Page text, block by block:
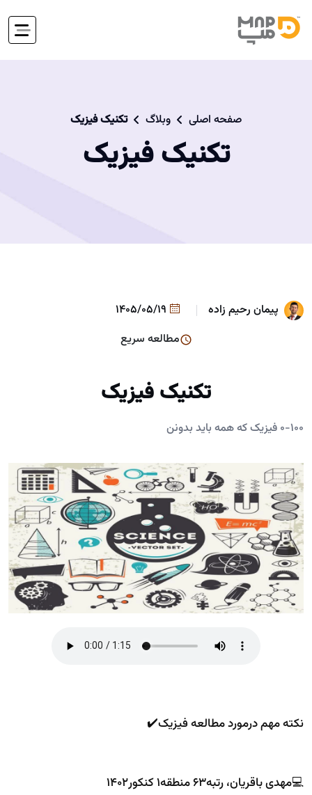
صفحه اصلی وبلاگ تکنیک فیزیک
تکنیک فیزیک
پیمان رحیم زاده
مطالعه سریع
تکنیک فیزیک
0-100 فیزیک که همه باید بدونن
نکته مهم درمورد مطالعه فیزیک✔️
💻مهدی باقریان، رتبه۶۳ منطقه۱ کنکور۱۴۰۲